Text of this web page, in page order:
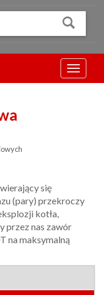
Menu
się
(pary) przekroczy
kotła,
przez nas zawór
na maksymalną